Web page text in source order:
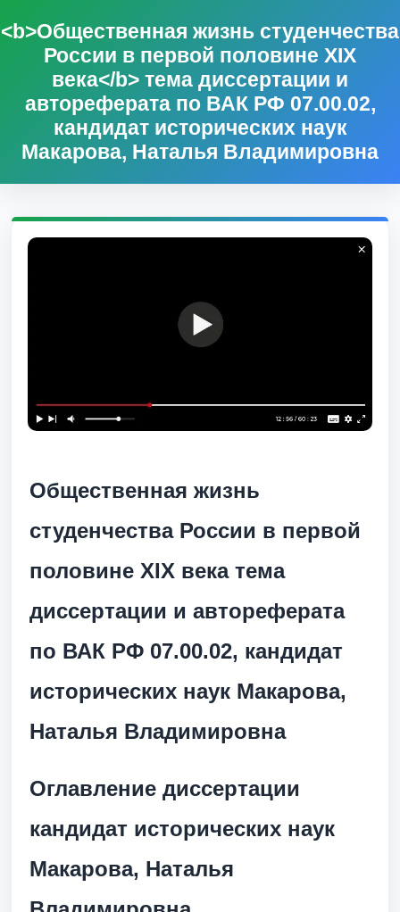
<b>Общественная жизнь студенчества
России в первой половине XIX
века</b> тема диссертации и
автореферата по ВАК РФ 07.00.02,
кандидат исторических наук
Макарова, Наталья Владимировна
Общественная жизнь
студенчества России в первой
половине XIX векатема
диссертации и автореферата
по ВАК РФ 07.00.02, кандидат
исторических наук Макарова,
Наталья Владимировна
Оглавление диссертации
кандидат исторических наук
Макарова, Наталья